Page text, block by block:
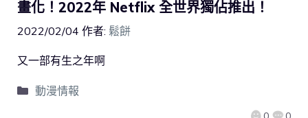
畫化！2022年 Netflix 全世界獨佔推出！
2022/02/04 作者: 鬆餅
又一部有生之年啊
動漫情報